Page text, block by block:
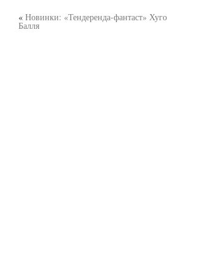
« Новинки: «Тендеренда-фантаст» Хуго
Балля